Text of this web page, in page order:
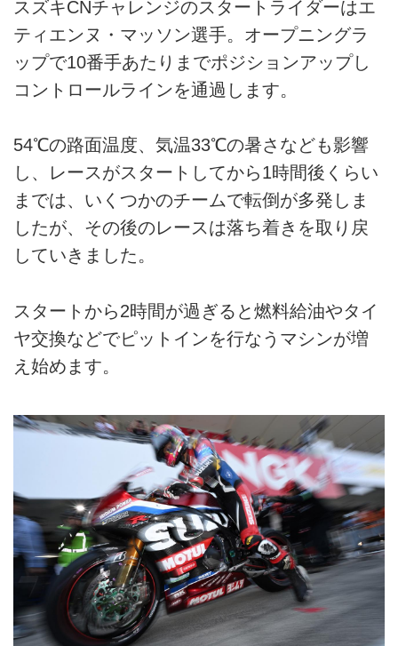
スズキCNチャレンジのスタートライダーはエ
ティエンヌ・マッソン選手。オープニングラ
ップで10番手あたりまでポジションアップし
コントロールラインを通過します。
54℃の路面温度、気温33℃の暑さなども影響
し、レースがスタートしてから1時間後くらい
までは、いくつかのチームで転倒が多発しま
したが、その後のレースは落ち着きを取り戻
していきました。
スタートから2時間が過ぎると燃料給油やタイ
ヤ交換などでピットインを行なうマシンが増
え始めます。